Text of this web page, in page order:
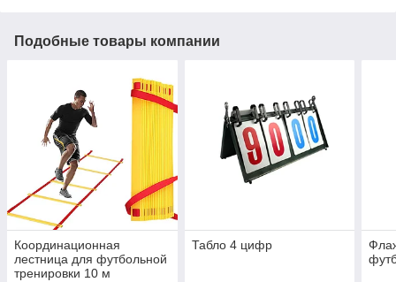
Подобные товары компании
Координационная
лестница для футбольной
тренировки 10 м
Табло 4 цифр